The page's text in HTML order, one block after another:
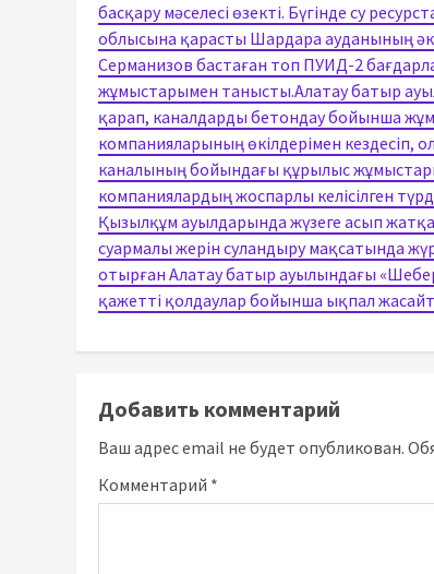
басқару мәселесі өзекті. Бүгінде су
облысына қарасты Шардара ауданының
Серманизов бастаған топ ПУИД-2
жұмыстарымен танысты.Алатау батыр
қарап, каналдарды бетондау бойынша
компанияларының өкілдерімен
каналының бойындағы құрылыс
компаниялардың жоспарлы келісілген
Қызылқұм ауылдарында жүзеге асып
суармалы жерін суландыру мақсатында
отырған Алатау батыр ауылындағы
қажетті қолдаулар бойынша ықпал
Добавить комментарий
Ваш адрес email не будет опубликован.
Комментарий *